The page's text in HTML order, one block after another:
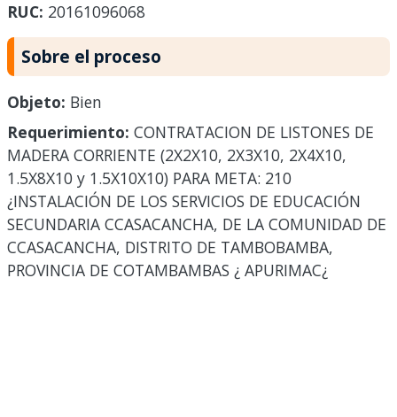
RUC: 20161096068
Sobre el proceso
Objeto: Bien
Requerimiento: CONTRATACION DE LISTONES DE
MADERA CORRIENTE (2X2X10, 2X3X10, 2X4X10,
1.5X8X10 y 1.5X10X10) PARA META: 210
¿INSTALACIÓN DE LOS SERVICIOS DE EDUCACIÓN
SECUNDARIA CCASACANCHA, DE LA COMUNIDAD DE
CCASACANCHA, DISTRITO DE TAMBOBAMBA,
PROVINCIA DE COTAMBAMBAS ¿ APURIMAC¿